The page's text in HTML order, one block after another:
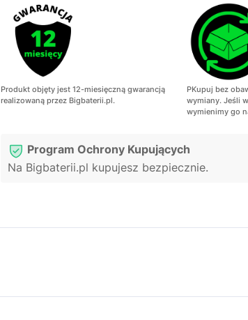
Produkt objęty jest 12-miesięczną gwarancją
realizowaną przez Bigbaterii.pl.
PKupuj bez
wymiany. Jeśli
wymienimy go
Program Ochrony Kupujących
Na Bigbaterii.pl kupujesz bezpiecznie.